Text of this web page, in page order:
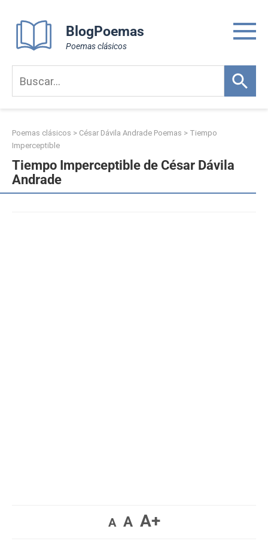
content
BlogPoemas
Poemas clásicos
Poemas clásicos > César Dávila Andrade Poemas > Tiempo
Imperceptible
Tiempo Imperceptible de César Dávila
Andrade
A A A+